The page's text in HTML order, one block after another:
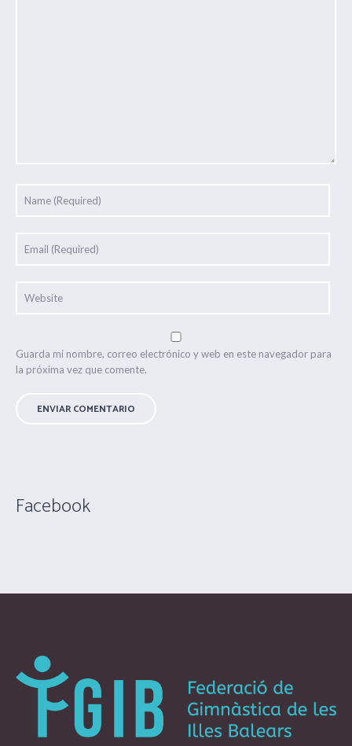
Guarda mi nombre, correo electrónico y web en este navegador para
la próxima vez que comente.
Facebook